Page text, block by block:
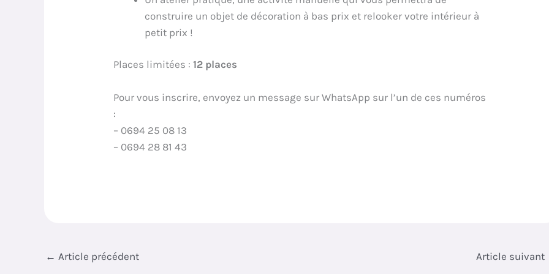
construire un objet de décoration à bas prix et relooker votre intérieur à
petit prix !
Places limitées :12 places
Pour vous inscrire, envoyez un message sur WhatsApp sur l’un de ces numéros
:
– 0694 25 08 13
– 0694 28 81 43
← Article précédent Article suivant